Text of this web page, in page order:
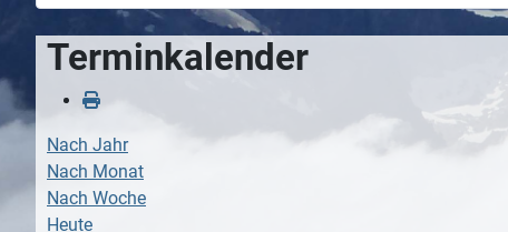
Terminkalender
Nach Jahr
Nach Monat
Nach Woche
Heute